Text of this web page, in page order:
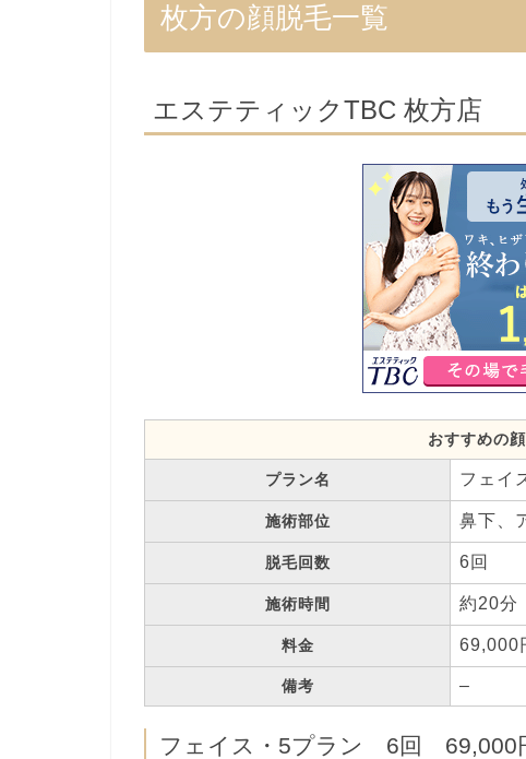
枚方の顔脱毛一覧
エステティックTBC 枚方店
おすすめの
プラン名 フェイ
施術部位 鼻下、
脱毛回数 6回
施術時間 約20分
料金 69,000
備考 –
フェイス・5プラン 6回 69,000